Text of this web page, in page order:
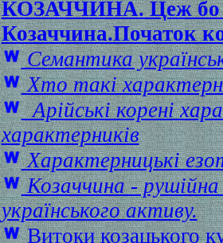
КОЗАЧЧИНА. Цеж бо
Козаччина.Початок
Семантика
Хто такі
Арійські корені
характерників
Характерницькі
Козаччина - рушійна
українського активу.
Витоки козацького